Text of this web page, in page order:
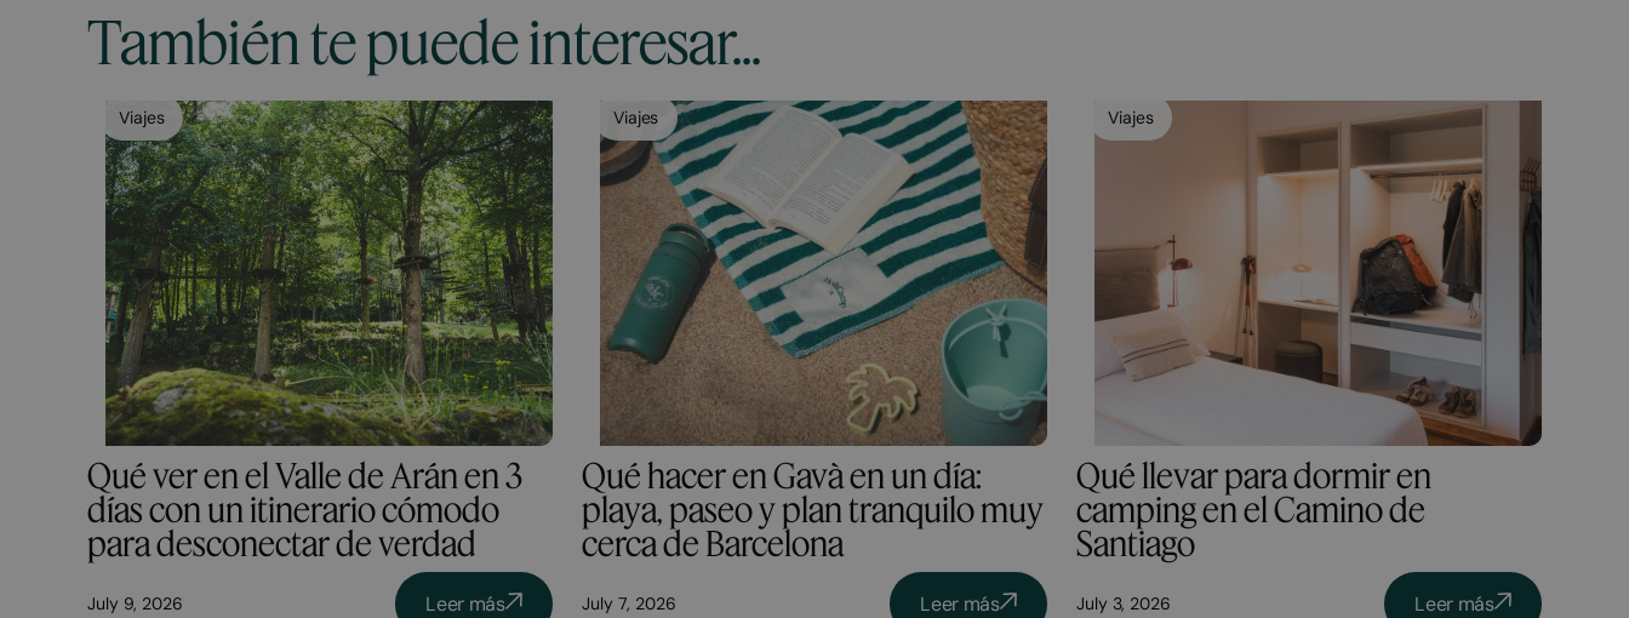
También te puede interesar...
Viajes
Qué ver en el Valle de Arán en 3
días con un itinerario cómodo
para desconectar de verdad
July 9, 2026 Leer más
Viajes
Qué hacer en Gavà en un día:
playa, paseo y plan tranquilo muy
cerca de Barcelona
July 7, 2026 Leer más
Viajes
Qué llevar para dormir en
camping en el Camino de
Santiago
July 3, 2026 Leer más